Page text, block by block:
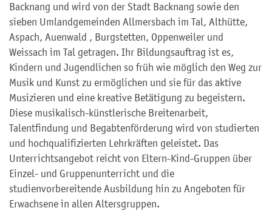
Backnang und wird von der Stadt Backnang sowie den
sieben Umlandgemeinden Allmersbach im Tal, Althütte,
Aspach, Auenwald , Burgstetten, Oppenweiler und
Weissach im Tal getragen. Ihr Bildungsauftrag ist es,
Kindern und Jugendlichen so früh wie möglich den Weg zur
Musik und Kunst zu ermöglichen und sie für das aktive
Musizieren und eine kreative Betätigung zu begeistern.
Diese musikalisch-künstlerische Breitenarbeit,
Talentfindung und Begabtenförderung wird von studierten
und hochqualifizierten Lehrkräften geleistet. Das
Unterrichtsangebot reicht von Eltern-Kind-Gruppen über
Einzel- und Gruppenunterricht und die
studienvorbereitende Ausbildung hin zu Angeboten für
Erwachsene in allen Altersgruppen.